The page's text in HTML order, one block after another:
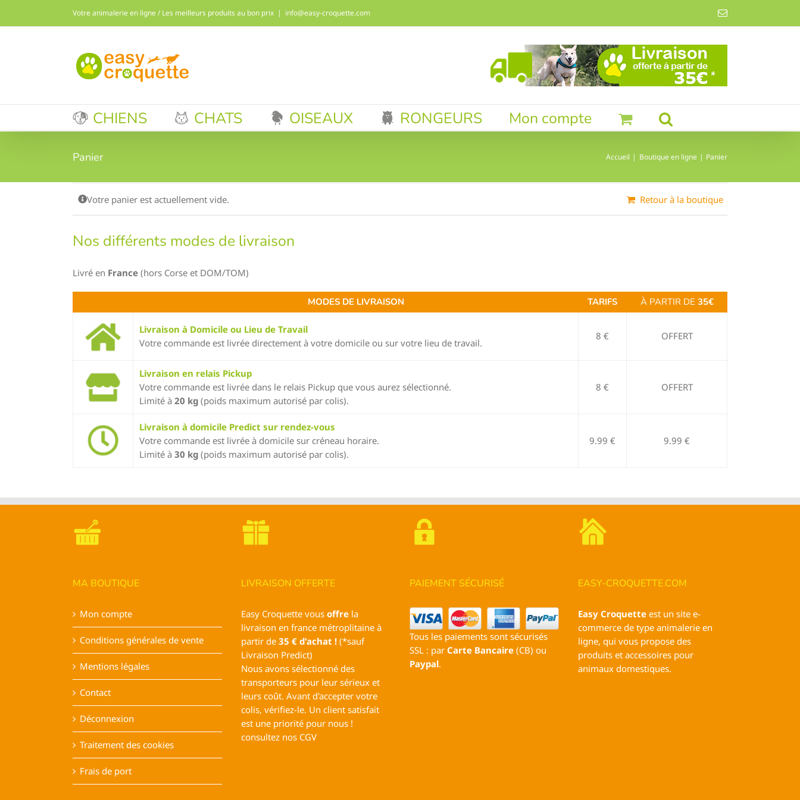
Votre animalerie en ligne / Les meilleurs produits au bon prix | info@easy-croquette.com Email
CHIENS CHATS OISEAUX RONGEURS Mon compte
Panier Accueil Boutique en ligne Panier
Votre panier est actuellement vide. Retour à la boutique
Nos différents modes de livraison
Livré en France (hors Corse et DOM/TOM)
MODES DE LIVRAISON TARIFS À PARTIR DE 35€
Livraison à Domicile ou Lieu de Travail
Votre commande est livrée directement à votre domicile ou sur votre lieu de travail.
8 € OFFERT
Livraison en relais Pickup
Votre commande est livrée dans le relais Pickup que vous aurez sélectionné.
Limité à 20 kg (poids maximum autorisé par colis).
8 € OFFERT
Livraison à domicile Predict sur rendez-vous
Votre commande est livrée à domicile sur créneau horaire.
Limité à 30 kg (poids maximum autorisé par colis).
9.99 € 9.99 €
MA BOUTIQUE
Mon compte
Conditions générales de vente
Mentions légales
Contact
Déconnexion
Traitement des cookies
Frais de port
LIVRAISON OFFERTE
Easy Croquette vous offre la
livraison en france métroplitaine à
partir de 35 € d'achat ! (*sauf
Livraison Predict)
Nous avons sélectionné des
transporteurs pour leur sérieux et
leurs coût. Avant d'accepter votre
colis, vérifiez-le. Un client satisfait
est une priorité pour nous !
consultez nos CGV
PAIEMENT SÉCURISÉ
Tous les paiements sont sécurisés
SSL : par Carte Bancaire (CB) ou
Paypal.
EASY-CROQUETTE.COM
Easy Croquette est un site e-
commerce de type animalerie en
ligne, qui vous propose des
produits et accessoires pour
animaux domestiques.